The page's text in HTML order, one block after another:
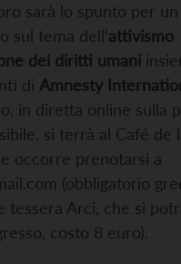
sarà lo spunto per un
sul tema dell’attivismo
dei diritti umani
di Amnesty
in diretta online sulla
si terrà al Café de
occorre prenotarsi a
(obbligatorio
tessera Arci, che si
costo 8 euro).